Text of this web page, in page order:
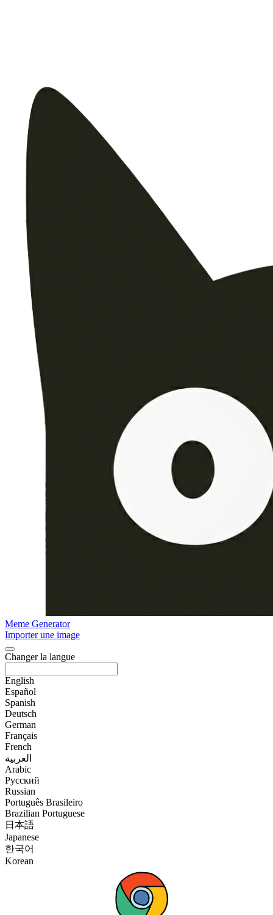
Meme Generator
Importer une image
Changer la langue
English
Español
Spanish
Deutsch
German
Français
French
العربية
Arabic
Русский
Russian
Português Brasileiro
Brazilian Portuguese
日本語
Japanese
한국어
Korean